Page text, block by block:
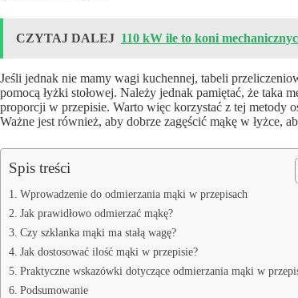
CZYTAJ DALEJ 110 kW ile to koni
Jeśli jednak nie mamy wagi kuchennej, tabeli
pomocą łyżki stołowej. Należy jednak pamiętać, że taka
proporcji w przepisie. Warto więc korzystać z tej metody
Ważne jest również, aby dobrze zagęścić mąkę w łyżce,
Spis treści
Wprowadzenie do odmierzania mąki w przepisach
Jak prawidłowo odmierzać mąkę?
Czy szklanka mąki ma stałą wagę?
Jak dostosować ilość mąki w przepisie?
Praktyczne wskazówki dotyczące odmierzania mąki w
Podsumowanie